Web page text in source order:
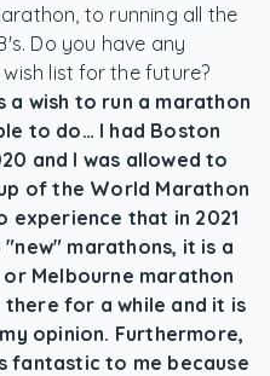
to running all the
Do you have any
list for the future?
a wish to run a marathon
to do… I had Boston
and I was allowed to
of the World Marathon
experience that in 2021
marathons, it is a
Melbourne marathon
there for a while and it is
opinion. Furthermore,
fantastic to me because